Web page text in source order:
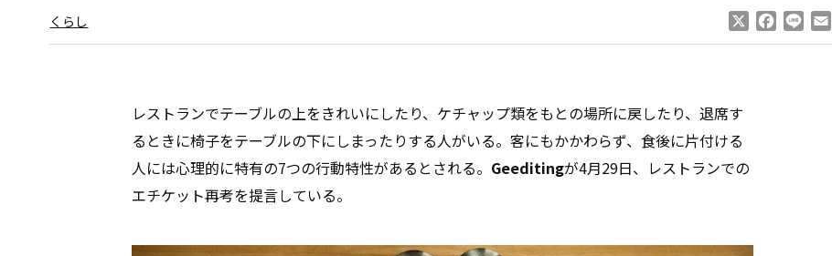
くらし Facebook
Line
レストランでテーブルの上をきれいにしたり、ケチャップ類をもとの場所に戻したり、退席す
るときに椅子をテーブルの下にしまったりする人がいる。客にもかかわらず、食後に片付ける
人には心理的に特有の7つの行動特性があるとされる。 Geeditingが4月29日、レストランでの
エチケット再考を提言している。